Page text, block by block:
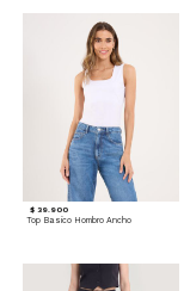
$ 39.900
Top Basico Hombro Ancho